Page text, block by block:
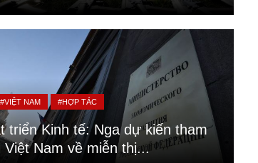
#VIỆT NAM #HỢP TÁC
triển Kinh tế: Nga dự kiến tham
Việt Nam về miễn thị...